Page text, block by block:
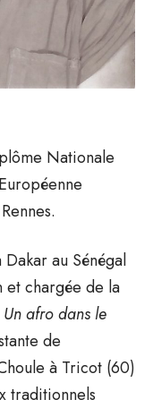
Nationale
au Sénégal
et chargée de la
Un afro dans le
de
à Tricot (60)
traditionnels